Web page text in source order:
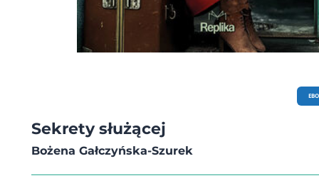
Sekrety służącej
Bożena Gałczyńska-Szurek